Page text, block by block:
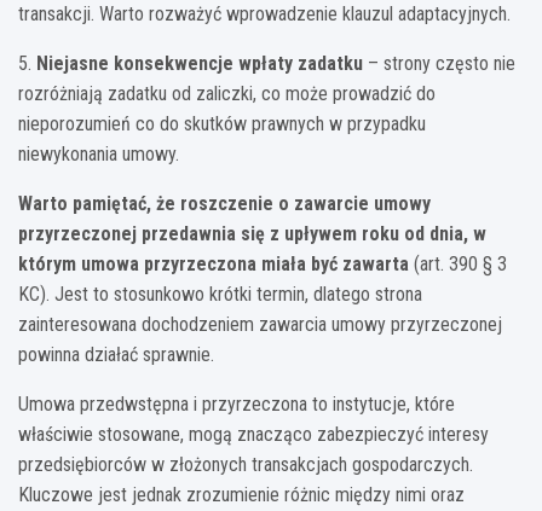
transakcji. Warto rozważyć wprowadzenie klauzul adaptacyjnych.
5. Niejasne konsekwencje wpłaty zadatku – strony często nie
rozróżniają zadatku od zaliczki, co może prowadzić do
nieporozumień co do skutków prawnych w przypadku
niewykonania umowy.
Warto pamiętać, że roszczenie o zawarcie umowy
przyrzeczonej przedawnia się z upływem roku od dnia, w
którym umowa przyrzeczona miała być zawarta (art. 390 § 3
KC). Jest to stosunkowo krótki termin, dlatego strona
zainteresowana dochodzeniem zawarcia umowy przyrzeczonej
powinna działać sprawnie.
Umowa przedwstępna i przyrzeczona to instytucje, które
właściwie stosowane, mogą znacząco zabezpieczyć interesy
przedsiębiorców w złożonych transakcjach gospodarczych.
Kluczowe jest jednak zrozumienie różnic między nimi oraz